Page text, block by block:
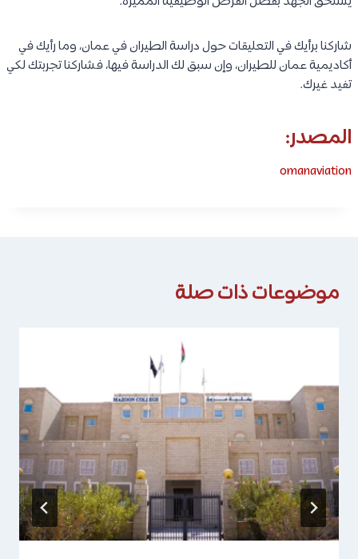
شاركنا برأيك في التعليقات حول دراسة الطيران في عمان، وما رأيك في
أكاديمية عمان للطيران، وإن سبق لك الدراسة فيها، فشاركنا تجربتك لكي
تفيد غيرك.
المصدر:
omanaviation
موضوعات ذات صلة